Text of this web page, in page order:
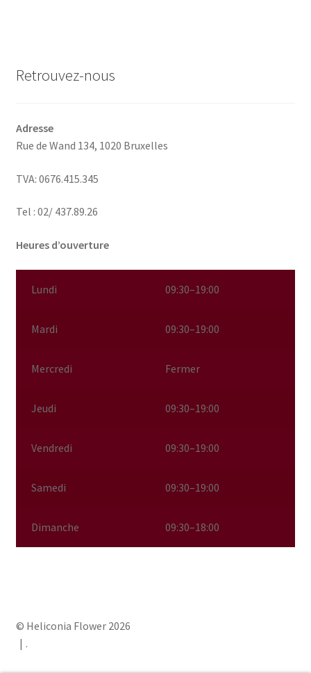
Retrouvez-nous
Adresse
Rue de Wand 134, 1020 Bruxelles
TVA: 0676.415.345
Tel : 02/ 437.89.26
Heures d’ouverture
Lundi 09:30–19:00
Mardi 09:30–19:00
Mercredi Fermer
Jeudi 09:30–19:00
Vendredi 09:30–19:00
Samedi 09:30–19:00
Dimanche 09:30–18:00
© Heliconia Flower 2026
.